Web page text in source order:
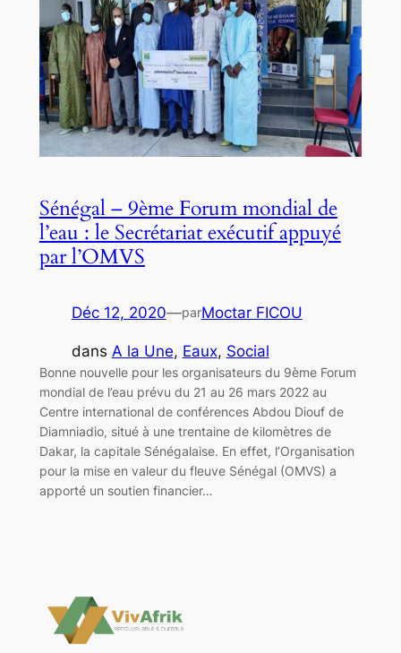
Sénégal – 9ème Forum mondial de
l’eau : le Secrétariat exécutif appuyé
par l’OMVS
Déc 12, 2020—parMoctar FICOU
dans A la Une, Eaux, Social
Bonne nouvelle pour les organisateurs du 9ème Forum
mondial de l’eau prévu du 21 au 26 mars 2022 au
Centre international de conférences Abdou Diouf de
Diamniadio, situé à une trentaine de kilomètres de
Dakar, la capitale Sénégalaise. En effet, l’Organisation
pour la mise en valeur du fleuve Sénégal (OMVS) a
apporté un soutien financier…